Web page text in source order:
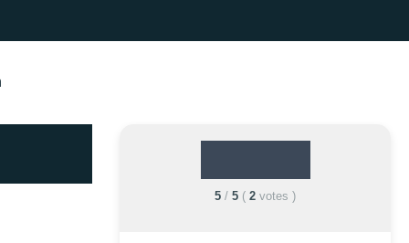
5 / 5 ( 2 votes )